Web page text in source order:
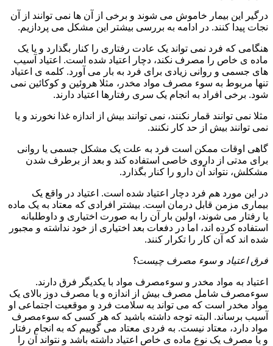
درگیر این بیمار خاموش می شوند و برخی از آن ها نمی توانند از آن
نجات پیدا کنند. در ادامه به بررسی بیشتر این مشکل می پردازیم.
هنگامی که فرد نمی تواند یک عادت رفتاری را کنار بگذارد و یا یک
ماده ی خاص را مصرف نکند، دچار اعتیاد شده است. اعتیاد آسیب
های جسمی و روانی زیادی برای فرد به بار می آورد. کلمه ی اعتیاد
تنها مربوط به سوء مصرف مواد مخدر، مثلا هروئین و کوکائین نمی
شود. برخی افراد به انجام یک سری رفتارها اعتیاد دارند.
مثلا نمی توانند قمار نکنند، نمی توانند بیش از اندازه غذا نخورند و یا
نمی توانند بیش از حد کار نکنند.
گاهی اوقات ممکن است فرد به علت یک مشکل جسمی یا روانی
برای مدتی از داروی خاصی استفاده کند و بعد از برطرف شدن
مشکلش، نتواند آن دارو را کنار بگذارد.
در این مورد هم فرد دچار اعتیاد شده است. اعتیاد در واقع یک
بیماری مزمن قابل درمان است. بیشتر افرادی که معتاد به یک ماده
یا رفتار می شوند، اولین بار آن را به صورت اختیاری و داوطلبانه
استفاده کرده اند، اما در دفعات بعد اختیاری از خود نداشته و مجبور
شده اند که آن کار را تکرار کنند.
فرق اعتیاد و سوء مصرف چیست؟
اعتیاد به مواد مخدر و سوءمصرف مواد با یکدیگر فرق دارند.
سوءمصرف شامل مصرف بیش از اندازه و یا مصرف دوز بالای یک
مواد مخدر است که می تواند به سلامت فرد و موقعیت اجتماعی او
آسیب برساند. البته توجه داشته باشید که هر کسی که سوءمصرف
مواد دارد، معتاد نیست. به فردی معتاد می گوییم که به انجام رفتار
و یا مصرف یک نوع ماده ی خاص اعتیاد داشته باشد و نتواند آن را